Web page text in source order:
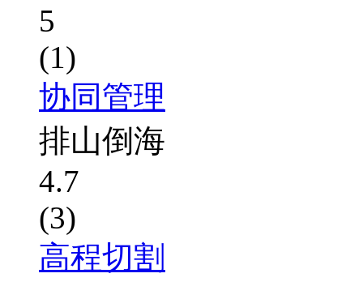
5
(1)
协同管理
排山倒海
4.7
(3)
高程切割